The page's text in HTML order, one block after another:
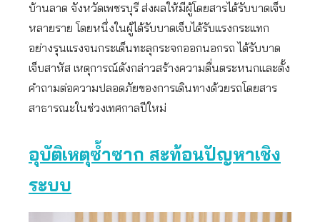
บ้านลาด จังหวัดเพชรบุรี ส่งผลให้มีผู้โดยสารได้รับบาดเจ็บ
หลายราย โดยหนึ่งในผู้ได้รับบาดเจ็บได้รับแรงกระแทก
อย่างรุนแรงจนกระเด็นทะลุกระจกออกนอกรถ ได้รับบาด
เจ็บสาหัส เหตุการณ์ดังกล่าวสร้างความตื่นตระหนกและตั้ง
คำถามต่อความปลอดภัยของการเดินทางด้วยรถโดยสาร
สาธารณะในช่วงเทศกาลปีใหม่
อุบัติเหตุซ้ำซาก สะท้อนปัญหาเชิง
ระบบ